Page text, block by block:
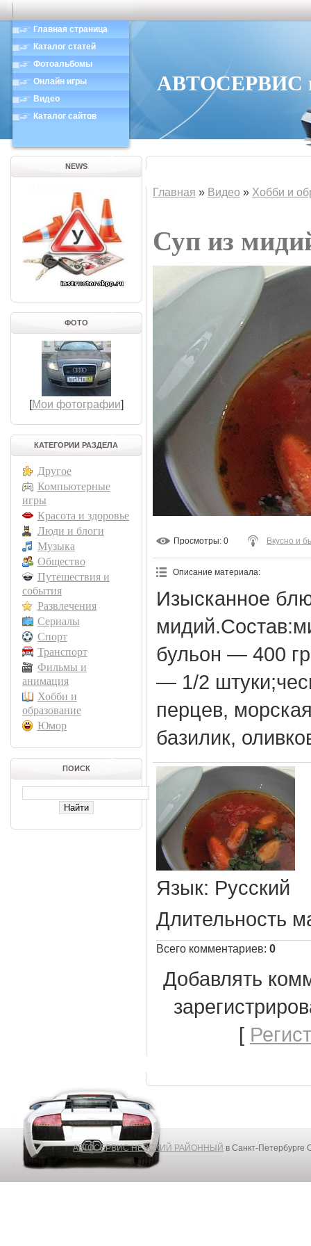
Главная страница
Каталог статей
Фотоальбомы
Онлайн игры
Видео
Каталог сайтов
АВТОСЕРВИС в
NEWS
ФОТО
[Мои фотографии]
КАТЕГОРИИ РАЗДЕЛА
Другое
Компьютерные
игры
Красота и здоровье
Люди и блоги
Музыка
Общество
Путешествия и
события
Развлечения
Сериалы
Спорт
Транспорт
Фильмы и
анимация
Хобби и
образование
Юмор
ПОИСК
Главная » Видео » Хобби и
Суп из
Просмотры: 0 Вкусно и
Описание материала:
Изысканное
бульон — 400
— 1/2
перцев,
базилик,
Язык: Русский
Длительность
Всего комментариев: 0
Добавлять
[
АВТОСЕРВИС НЕВСКИЙ РАЙОННЫЙ в Санкт-Петербурге